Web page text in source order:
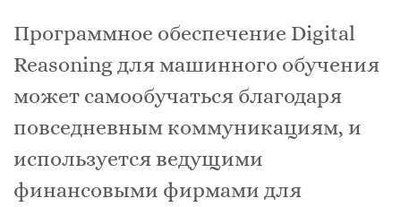
Программное обеспечение Digital
Reasoning для машинного обучения
может самообучаться благодаря
повседневным коммуникациям, и
используется ведущими
финансовыми фирмами для